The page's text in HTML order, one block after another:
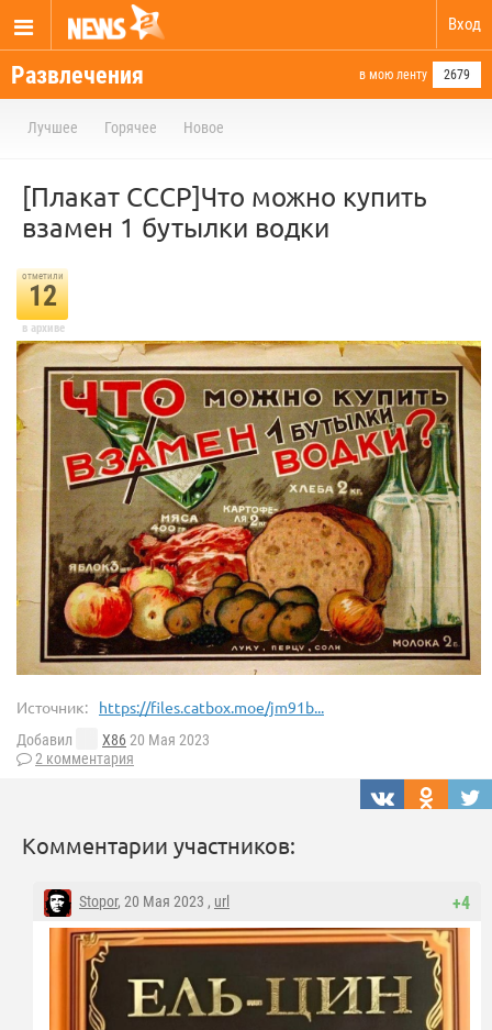
Вход
Развлечения в мою ленту 2679
Лучшее Горячее Новое
[Плакат СССР]Что можно купить
взамен 1 бутылки водки
отметили
12
в архиве
Источник: https://files.catbox.moe/jm91b...
Добавил X8620 Мая 2023
2 комментария
Комментарии участников:
+4
Stopor, 20 Мая 2023 , url